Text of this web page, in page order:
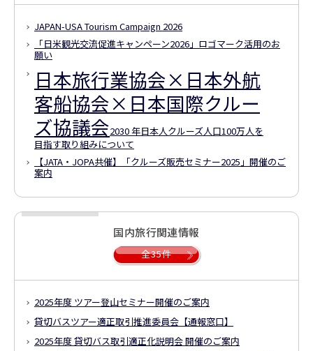
JAPAN-USA Tourism Campaign 2026
「日米観光交流促進キャンペーン2026」ロゴマーク活用のお
願い
日本旅行業協会×日本外航
客船協会×日本国際クルー
ズ協議会2030 年日本人クルーズ人口100万人を
目指す取り組みについて
【JATA・JOPA共催】
「クルーズ販売セミナー2025」開催のご
案内
国内旅行関連情報
全35件
2025年度 ツアー登山セミナー開催のご案内
貸切バスツアー適正取引推進委員会【通報窓口】
2025年度 貸切バス取引適正化説明会 開催のご案内